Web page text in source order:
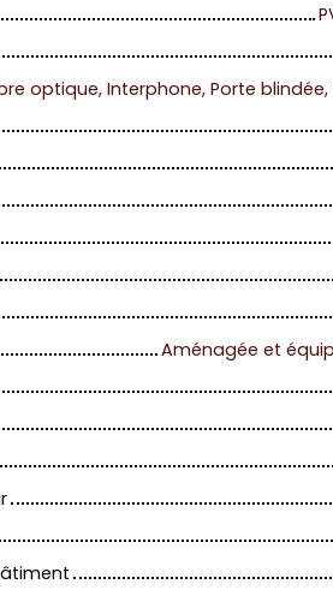
optique, Interphone, Porte
Aménagée et